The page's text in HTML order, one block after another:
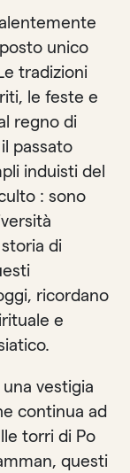
unico
tradizioni
le feste e
regno di
passato
induisti del
: sono
di
ricordano
e
vestigia
continua ad
torri di Po
questi